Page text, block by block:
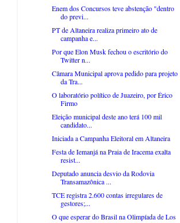
Enem dos Concursos teve abstenção "dentro
do previ...
PT de Altaneira realiza primeiro ato de
campanha e...
Por que Elon Musk fechou o escritório do
Twitter n...
Câmara Municipal aprova pedido para projeto
da Tra...
O laboratório político de Juazeiro, por Érico
Firmo
Eleição municipal deste ano terá 100 mil
candidato...
Iniciada a Campanha Eleitoral em Altaneira
Festa de Iemanjá na Praia de Iracema exalta
resist...
Deputado anuncia desvio da Rodovia
Transamazônica ...
TCE registra 2.600 contas irregulares de
gestores;...
O que esperar do Brasil na Olimpíada de Los